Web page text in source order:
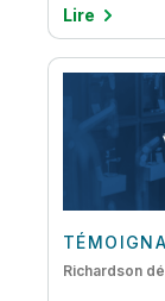
Lire
Richardson